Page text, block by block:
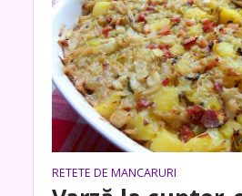
RETETE DE MANCARURI